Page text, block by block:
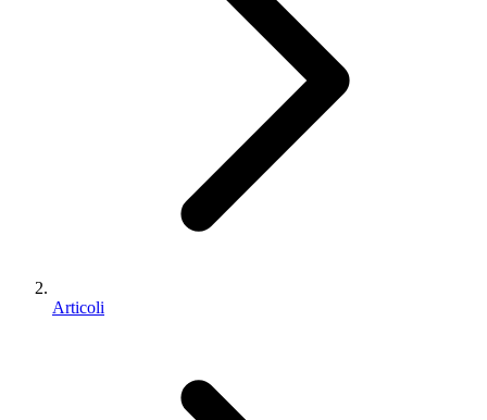
Articoli